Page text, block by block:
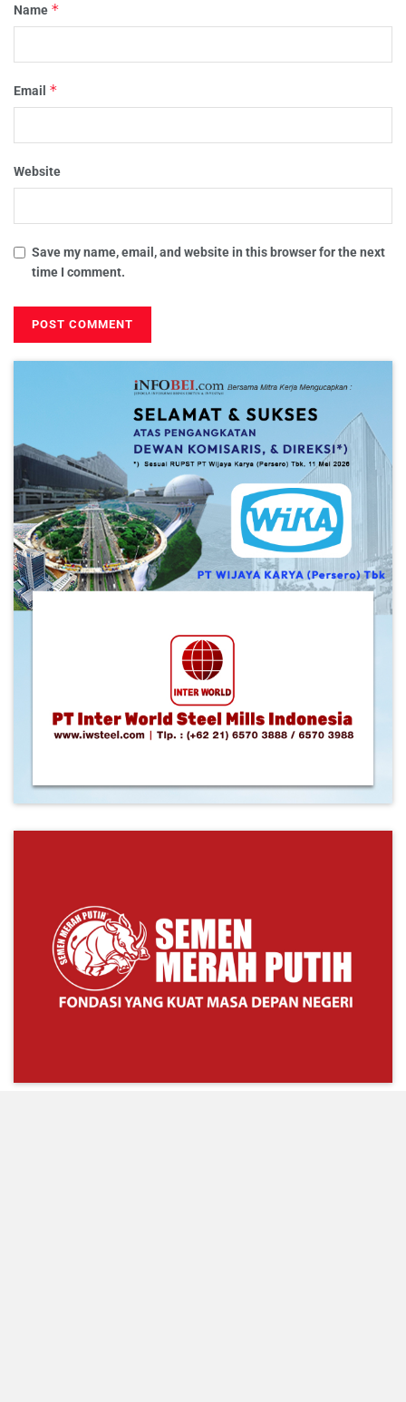
Name *
Email *
Website
Save my name, email, and website in this browser for the next
time I comment.